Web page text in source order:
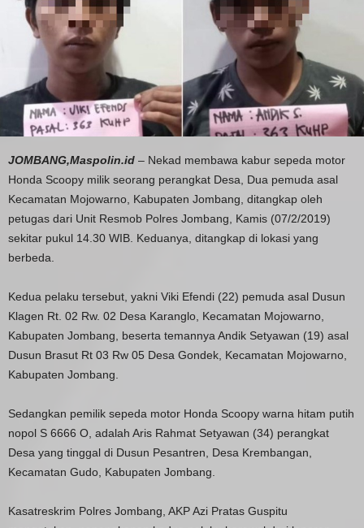
JOMBANG,Maspolin.id – Nekad membawa kabur sepeda motor
Honda Scoopy milik seorang perangkat Desa, Dua pemuda asal
Kecamatan Mojowarno, Kabupaten Jombang, ditangkap oleh
petugas dari Unit Resmob Polres Jombang, Kamis (07/2/2019)
sekitar pukul 14.30 WIB. Keduanya, ditangkap di lokasi yang
berbeda.
Kedua pelaku tersebut, yakni Viki Efendi (22) pemuda asal Dusun
Klagen Rt. 02 Rw. 02 Desa Karanglo, Kecamatan Mojowarno,
Kabupaten Jombang, beserta temannya Andik Setyawan (19) asal
Dusun Brasut Rt 03 Rw 05 Desa Gondek, Kecamatan Mojowarno,
Kabupaten Jombang.
Sedangkan pemilik sepeda motor Honda Scoopy warna hitam putih
nopol S 6666 O, adalah Aris Rahmat Setyawan (34) perangkat
Desa yang tinggal di Dusun Pesantren, Desa Krembangan,
Kecamatan Gudo, Kabupaten Jombang.
Kasatreskrim Polres Jombang, AKP Azi Pratas Guspitu